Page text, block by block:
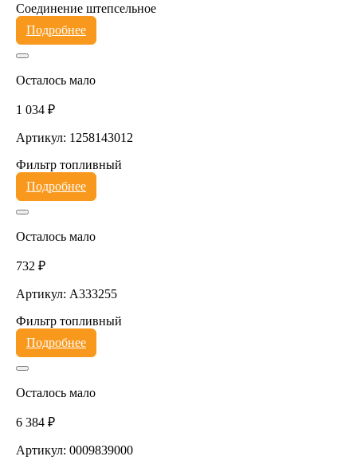
Соединение штепсельное
Подробнее
Осталось мало
1 034 ₽
Артикул: 1258143012
Фильтр топливный
Подробнее
Осталось мало
732 ₽
Артикул: A333255
Фильтр топливный
Подробнее
Осталось мало
6 384 ₽
Артикул: 0009839000